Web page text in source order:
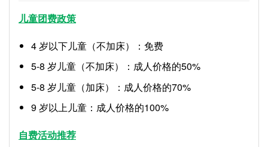
儿童团费政策
4 岁以下儿童（不加床）：免费
5-8 岁儿童（不加床）：成人价格的50%
5-8 岁儿童（加床）：成人价格的70%
9 岁以上儿童：成人价格的100%
自费活动推荐